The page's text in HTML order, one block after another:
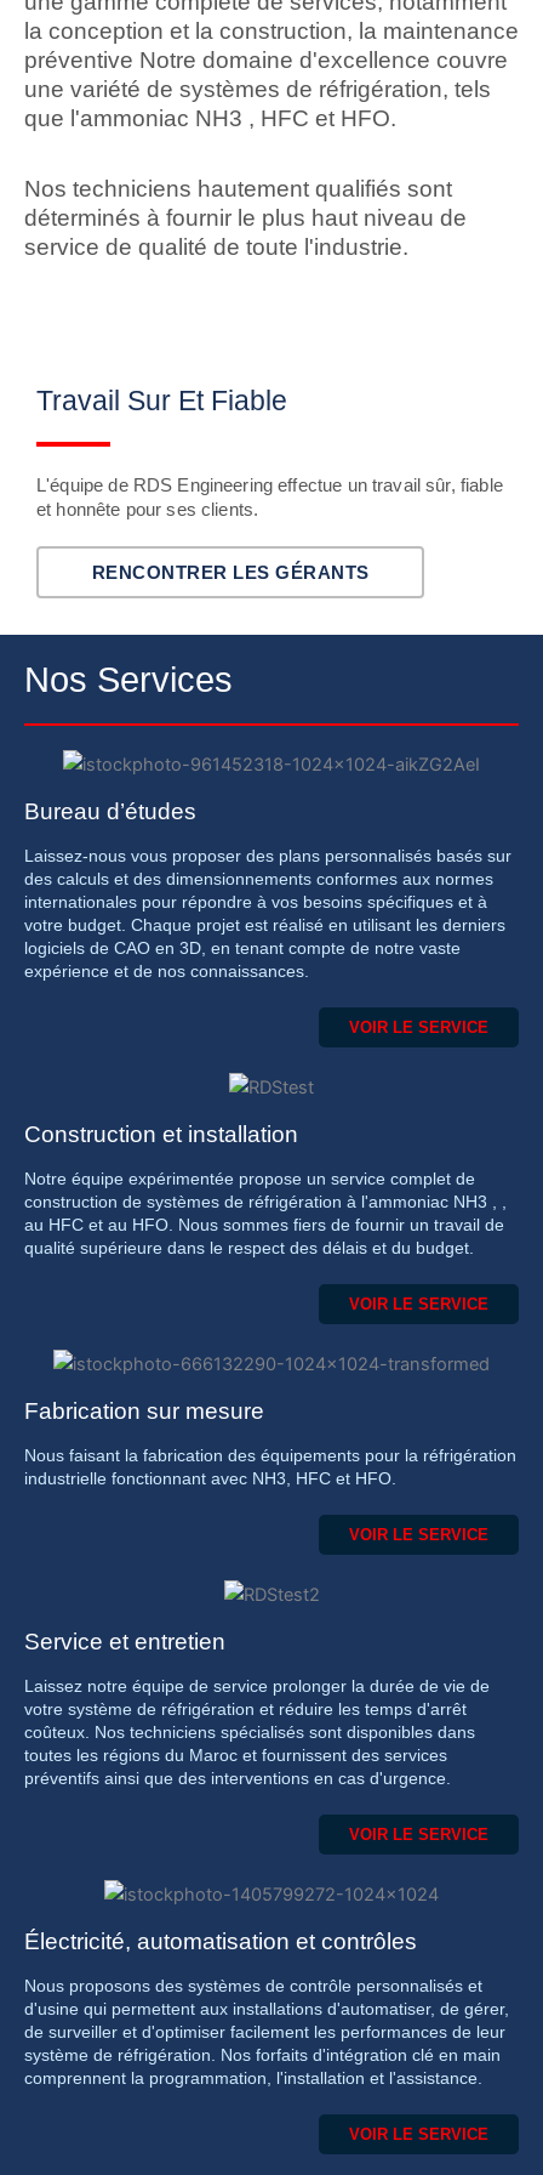
la conception et la construction, la maintenance
préventive Notre domaine d'excellence couvre
une variété de systèmes de réfrigération, tels
que l'ammoniac NH3 , HFC et HFO.
Nos techniciens hautement qualifiés sont
déterminés à fournir le plus haut niveau de
service de qualité de toute l'industrie.
Travail Sur Et Fiable
L'équipe de RDS Engineering effectue un travail sûr, fiable
et honnête pour ses clients.
RENCONTRER LES GÉRANTS
Nos Services
Bureau d’études
Laissez-nous vous proposer des plans personnalisés basés sur
des calculs et des dimensionnements conformes aux normes
internationales pour répondre à vos besoins spécifiques et à
votre budget. Chaque projet est réalisé en utilisant les derniers
logiciels de CAO en 3D, en tenant compte de notre vaste
expérience et de nos connaissances.
VOIR LE SERVICE
Construction et installation
Notre équipe expérimentée propose un service complet de
construction de systèmes de réfrigération à l'ammoniac NH3 , ,
au HFC et au HFO. Nous sommes fiers de fournir un travail de
qualité supérieure dans le respect des délais et du budget.
VOIR LE SERVICE
Fabrication sur mesure
Nous faisant la fabrication des équipements pour la réfrigération
industrielle fonctionnant avec NH3, HFC et HFO.
VOIR LE SERVICE
Service et entretien
Laissez notre équipe de service prolonger la durée de vie de
votre système de réfrigération et réduire les temps d'arrêt
coûteux. Nos techniciens spécialisés sont disponibles dans
toutes les régions du Maroc et fournissent des services
préventifs ainsi que des interventions en cas d'urgence.
VOIR LE SERVICE
Électricité, automatisation et contrôles
Nous proposons des systèmes de contrôle personnalisés et
d'usine qui permettent aux installations d'automatiser, de gérer,
de surveiller et d'optimiser facilement les performances de leur
système de réfrigération. Nos forfaits d'intégration clé en main
comprennent la programmation, l'installation et l'assistance.
VOIR LE SERVICE